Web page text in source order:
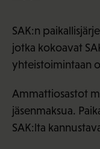
SAK:n
jotka kokoavat
yhteistoimintaan
Ammattiosastot
jäsenmaksua.
SAK:lta